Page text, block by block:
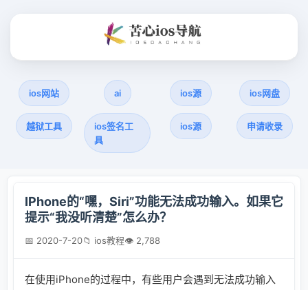
ios网站 ai ios源 ios网盘
越狱工具
ios签名工
具
ios源 申请收录
IPhone的“嘿，Siri”功能无法成功输入。如果它
提示“我没听清楚”怎么办？
📅 2020-7-20📁 ios教程👁 2,788
在使用iPhone的过程中，有些用户会遇到无法成功输入